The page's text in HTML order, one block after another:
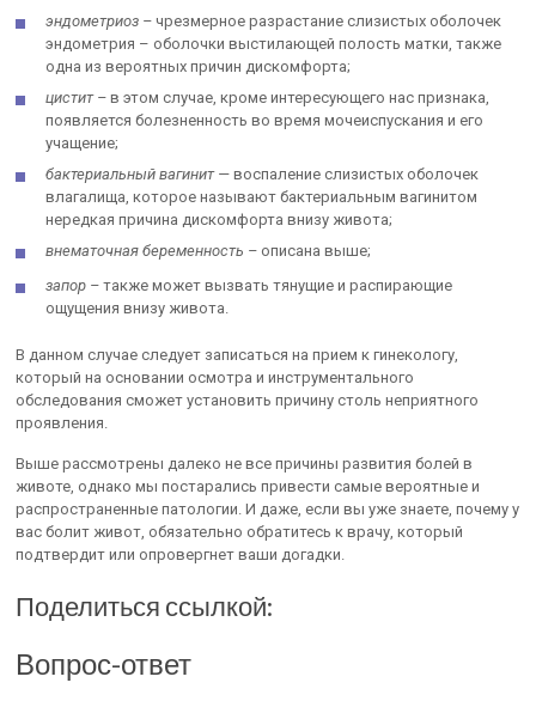
эндометриоз – чрезмерное разрастание слизистых оболочек
эндометрия – оболочки выстилающей полость матки, также
одна из вероятных причин дискомфорта;
цистит – в этом случае, кроме интересующего нас признака,
появляется болезненность во время мочеиспускания и его
учащение;
бактериальный вагинит — воспаление слизистых оболочек
влагалища, которое называют бактериальным вагинитом
нередкая причина дискомфорта внизу живота;
внематочная беременность – описана выше;
запор – также может вызвать тянущие и распирающие
ощущения внизу живота.
В данном случае следует записаться на прием к гинекологу,
который на основании осмотра и инструментального
обследования сможет установить причину столь неприятного
проявления.
Выше рассмотрены далеко не все причины развития болей в
животе, однако мы постарались привести самые вероятные и
распространенные патологии. И даже, если вы уже знаете, почему у
вас болит живот, обязательно обратитесь к врачу, который
подтвердит или опровергнет ваши догадки.
Поделиться ссылкой:
Вопрос-ответ